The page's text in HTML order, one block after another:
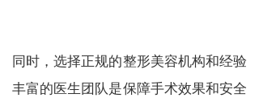
同时，选择正规的整形美容机构和经验
丰富的医生团队是保障手术效果和安全